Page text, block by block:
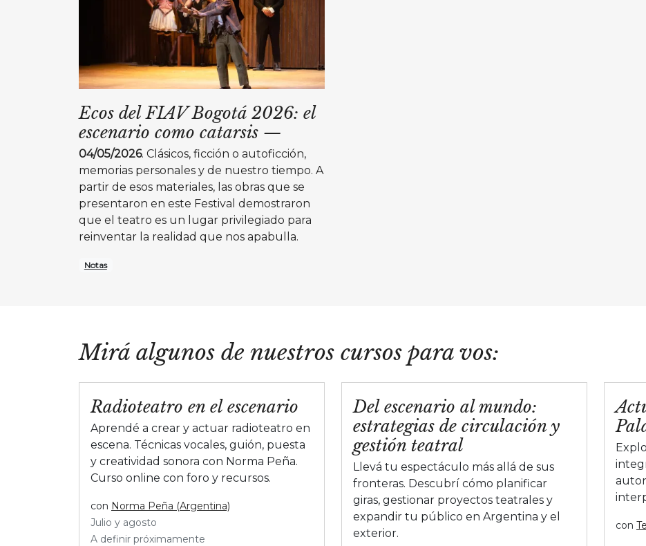
Ecos del FIAV Bogotá 2026: el
escenario como catarsis —
04/05/2026. Clásicos, ficción o autoficción,
memorias personales y de nuestro tiempo. A
partir de esos materiales, las obras que se
presentaron en este Festival demostraron
que el teatro es un lugar privilegiado para
reinventar la realidad que nos apabulla.
Notas
Mirá algunos de nuestros cursos para vos:
Radioteatro en el escenario
Aprendé a crear y actuar radioteatro en
escena. Técnicas vocales, guión, puesta
y creatividad sonora con Norma Peña.
Curso online con foro y recursos.
con Norma Peña (Argentina)
Julio y agosto
A definir próximamente
Del escenario al mundo:
estrategias de circulación y
gestión teatral
Llevá tu espectáculo más allá de sus
fronteras. Descubrí cómo planificar
giras, gestionar proyectos teatrales y
expandir tu público en Argentina y el
exterior.
con